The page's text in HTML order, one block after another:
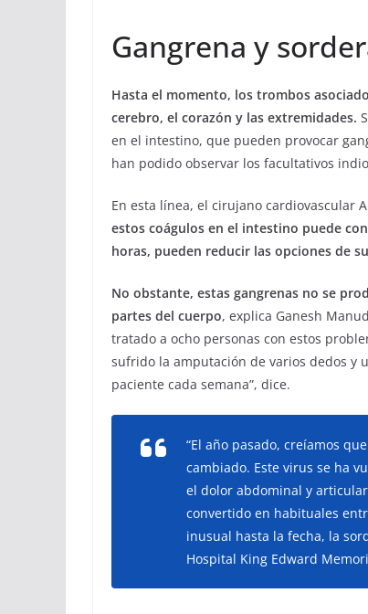
Gangrena y
Hasta el momento, los trombos
cerebro, el corazón y las extremidades.
en el intestino, que pueden provocar
han podido observar los facultativos
En esta línea, el cirujano cardiovascular
estos coágulos en el intestino puede
horas, pueden reducir las opciones de
No obstante, estas gangrenas no se
partes del cuerpo, explica Ganesh
tratado a ocho personas con estos
sufrido la amputación de varios dedos y
paciente cada semana”, dice.
“El año pasado, creíamos
cambiado. Este virus se ha
el dolor abdominal y
convertido en habituales
inusual hasta la fecha, la
Hospital King Edward